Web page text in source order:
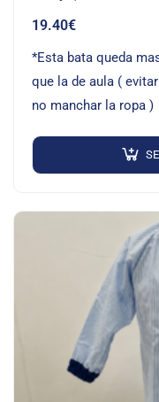
19.40€
*Esta bata queda
que la de aula (
no manchar la ropa